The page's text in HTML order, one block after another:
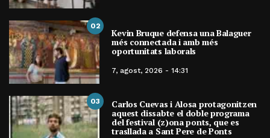
02
Kevin Bruque defensa una Balaguer
més connectada i amb més
oportunitats laborals
7, agost, 2026 - 14:31
03 Carlos Cuevas i Alosa protagonitzen
aquest dissabte el doble programa
del festival (z)ona ponts, que es
trasllada a Sant Pere de Ponts